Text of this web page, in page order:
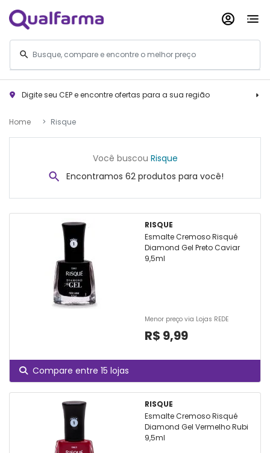
Digite seu CEP e encontre ofertas para a sua região
Home Risque
Você buscou Risque
Encontramos 62 produtos para você!
RISQUE
Esmalte Cremoso Risqué
Diamond Gel Preto Caviar
9,5ml
Menor preço via Lojas REDE
R$ 9,99
Compare entre 15 lojas
RISQUE
Esmalte Cremoso Risqué
Diamond Gel Vermelho Rubi
9,5ml